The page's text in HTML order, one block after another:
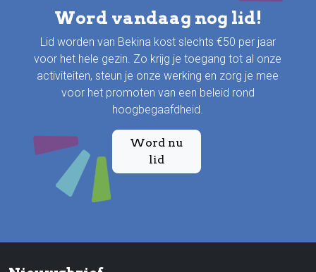
Word vandaag nog lid!
Lid worden van Bekina kost slechts €50 per jaar
voor het hele gezin. Zo krijg je toegang tot al onze
activiteiten, steun je onze werking en zorg je mee
voor het promoten van een beleid rond
hoogbegaafdheid.
Word nu
lid